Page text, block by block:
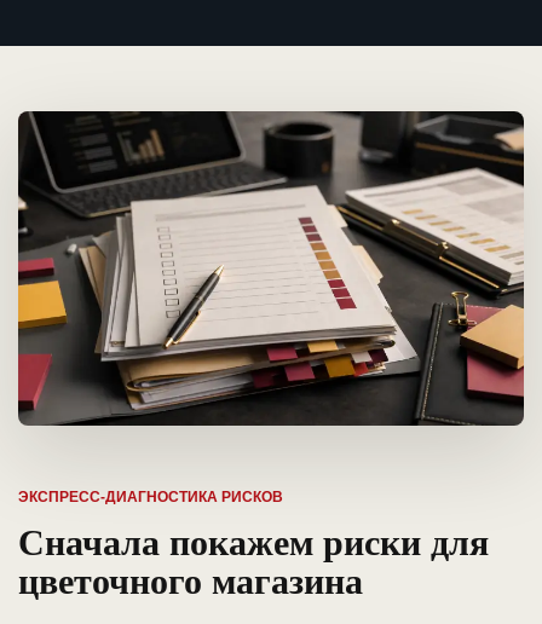
ЭКСПРЕСС-ДИАГНОСТИКА РИСКОВ
Сначала покажем риски для
цветочного магазина